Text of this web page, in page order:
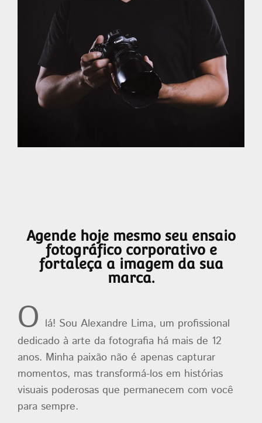
Agende hoje mesmo seu ensaio
fotográfico corporativo e
fortaleça a imagem da sua
marca.
O lá! Sou Alexandre Lima, um profissional
dedicado à arte da fotografia há mais de 12
anos. Minha paixão não é apenas capturar
momentos, mas transformá-los em histórias
visuais poderosas que permanecem com você
para sempre.